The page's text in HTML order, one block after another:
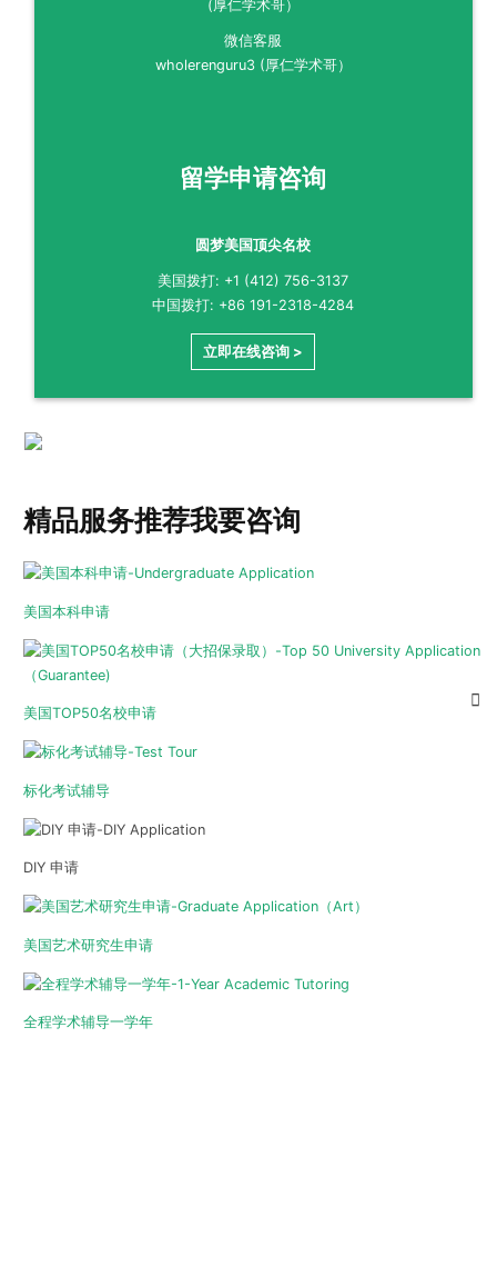
微信客服
wholerenguru3 (厚仁学术哥）
留学申请咨询
圆梦美国顶尖名校
美国拨打: +1 (412) 756-3137
中国拨打: +86 191-2318-4284
立即在线咨询 >
精品服务推荐我要咨询
美国本科申请
美国TOP50名校申请
标化考试辅导
DIY 申请
美国艺术研究生申请
全程学术辅导一学年